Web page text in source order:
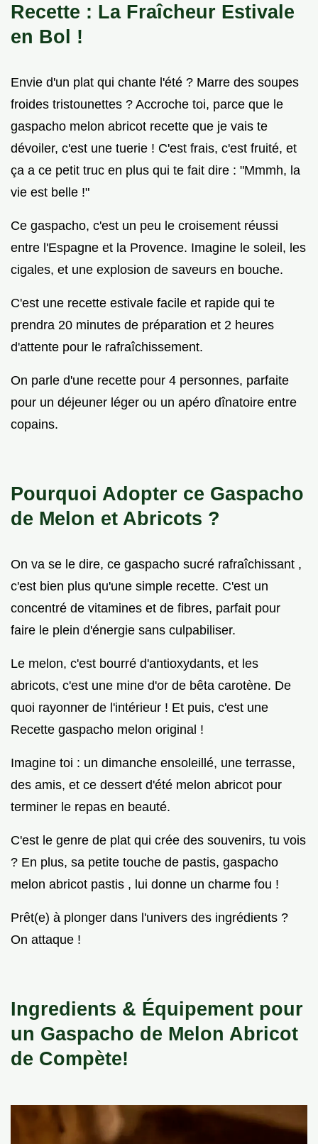
Recette : La Fraîcheur Estivale
en Bol !
Envie d'un plat qui chante l'été ? Marre des soupes
froides tristounettes ? Accroche toi, parce que le
gaspacho melon abricot recette que je vais te
dévoiler, c'est une tuerie ! C'est frais, c'est fruité, et
ça a ce petit truc en plus qui te fait dire : "Mmmh, la
vie est belle !"
Ce gaspacho, c'est un peu le croisement réussi
entre l'Espagne et la Provence. Imagine le soleil, les
cigales, et une explosion de saveurs en bouche.
C'est une recette estivale facile et rapide qui te
prendra 20 minutes de préparation et 2 heures
d'attente pour le rafraîchissement.
On parle d'une recette pour 4 personnes, parfaite
pour un déjeuner léger ou un apéro dînatoire entre
copains.
Pourquoi Adopter ce Gaspacho
de Melon et Abricots ?
On va se le dire, ce gaspacho sucré rafraîchissant ,
c'est bien plus qu'une simple recette. C'est un
concentré de vitamines et de fibres, parfait pour
faire le plein d'énergie sans culpabiliser.
Le melon, c'est bourré d'antioxydants, et les
abricots, c'est une mine d'or de bêta carotène. De
quoi rayonner de l'intérieur ! Et puis, c'est une
Recette gaspacho melon original !
Imagine toi : un dimanche ensoleillé, une terrasse,
des amis, et ce dessert d'été melon abricot pour
terminer le repas en beauté.
C'est le genre de plat qui crée des souvenirs, tu vois
? En plus, sa petite touche de pastis, gaspacho
melon abricot pastis , lui donne un charme fou !
Prêt(e) à plonger dans l'univers des ingrédients ?
On attaque !
Ingredients & Équipement pour
un Gaspacho de Melon Abricot
de Compète!